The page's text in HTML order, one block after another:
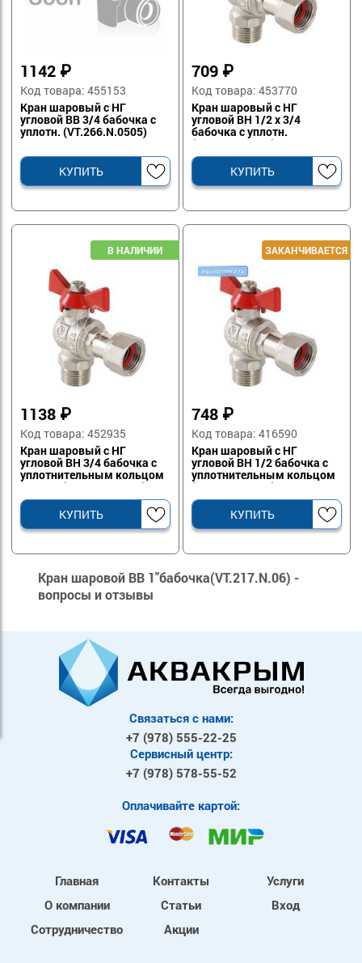
1142 ₽
Код товара: 455153
Кран шаровый с НГ
угловой ВВ 3/4 бабочка с
уплотн. (VT.266.N.0505)
КУПИТЬ
709 ₽
Код товара: 453770
Кран шаровый с НГ
угловой ВН 1/2 х 3/4
бабочка с уплотн.
(VT.267.N.0405)
КУПИТЬ
1138 ₽
Код товара: 452935
Кран шаровый с НГ
угловой ВН 3/4 бабочка с
уплотнительным кольцом
VALTEC (VT.267.N.0505)
КУПИТЬ
748 ₽
Код товара: 416590
Кран шаровый с НГ
угловой ВН 1/2 бабочка с
уплотнительным кольцом
(VT.267.N.0404)
КУПИТЬ
Кран шаровой ВВ 1"бабочка(VT.217.N.06) -
вопросы и отзывы
Связаться с нами:
+7 (978) 555-22-25
Сервисный центр:
+7 (978) 578-55-52
Оплачивайте картой:
Главная
О компании
Сотрудничество
Контакты
Статьи
Акции
Услуги
Вход